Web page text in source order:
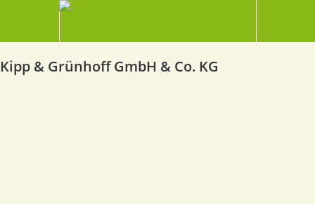
Kipp & Grünhoff GmbH & Co. KG